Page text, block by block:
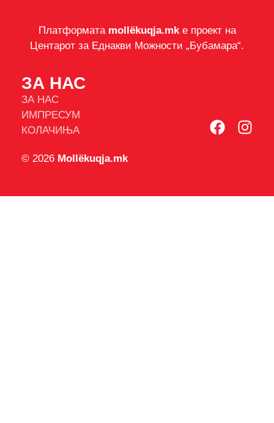
Платформата mollëkuqja.mkе проект на
Центарот за Еднакви Можности „Бубамара“.
ЗА НАС
ЗА НАС
ИМПРЕСУМ
КОЛАЧИЊА
© 2026 Mollëkuqja.mk